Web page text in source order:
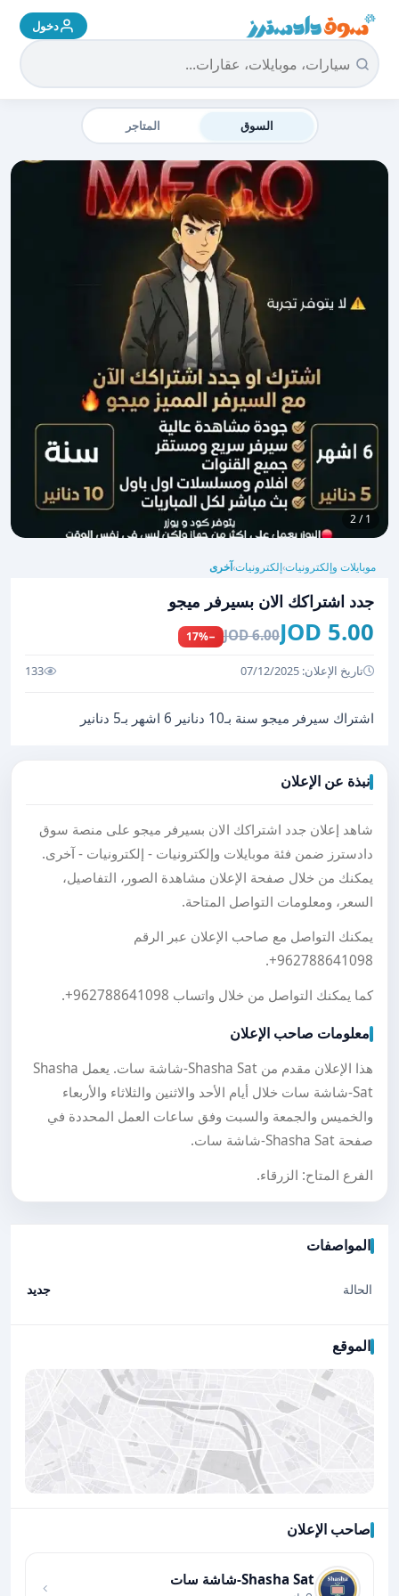
سوق دادسترز الرئيسية دخول
السوق المتاجر
1 / 2
موبايلات وإلكترونيات›إلكترونيات›آخرى
جدد اشتراكك الان بسيرفر ميجو
5.00 JOD
6.00 JOD
−17%
تاريخ الإعلان: 07/12/2025 133
اشتراك سيرفر ميجو سنة بـ10 دنانير 6 اشهر بـ5 دنانير
نبذة عن الإعلان
شاهد إعلان جدد اشتراكك الان بسيرفر ميجو على منصة سوق
دادسترز ضمن فئة موبايلات وإلكترونيات - إلكترونيات - آخرى.
يمكنك من خلال صفحة الإعلان مشاهدة الصور، التفاصيل،
السعر، ومعلومات التواصل المتاحة.
يمكنك التواصل مع صاحب الإعلان عبر الرقم
+962788641098
.
كما يمكنك التواصل من خلال واتساب +962788641098
.
معلومات صاحب الإعلان
هذا الإعلان مقدم من Shasha Sat-شاشة سات. يعمل Shasha
Sat-شاشة سات خلال أيام الأحد والاثنين والثلاثاء والأربعاء
والخميس والجمعة والسبت وفق ساعات العمل المحددة في
صفحة Shasha Sat-شاشة سات.
الفرع المتاح: الزرقاء.
المواصفات
الحالة جديد
الموقع
صاحب الإعلان
Shasha Sat-شاشة سات